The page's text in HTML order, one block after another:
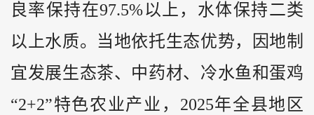
良率保持在97.5%以上，水体保持二类
以上水质。当地依托生态优势，因地制
宜发展生态茶、中药材、冷水鱼和蛋鸡
“2+2”特色农业产业，2025年全县地区